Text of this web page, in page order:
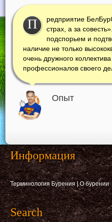
П
редприятие
страх, а за
подспорьем и
наличие не только
очень дружного
профессионалов своего
Опыт
Информация
Терминология Бурения|О бурении
Search